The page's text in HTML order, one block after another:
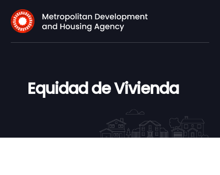
Equidad de Vivienda